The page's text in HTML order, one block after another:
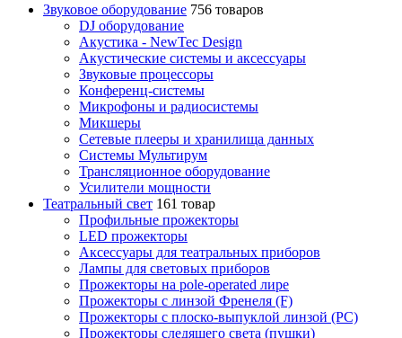
Звуковое оборудование 756 товаров
DJ оборудование
Акустика - NewTec Design
Акустические системы и аксессуары
Звуковые процессоры
Конференц-системы
Микрофоны и радиосистемы
Микшеры
Сетевые плееры и хранилища данных
Системы Мультирум
Трансляционное оборудование
Усилители мощности
Театральный свет 161 товар
Профильные прожекторы
LED прожекторы
Аксессуары для театральных приборов
Лампы для световых приборов
Прожекторы на pole-operated лире
Прожекторы с линзой Френеля (F)
Прожекторы с плоско-выпуклой линзой (PC)
Прожекторы следящего света (пушки)